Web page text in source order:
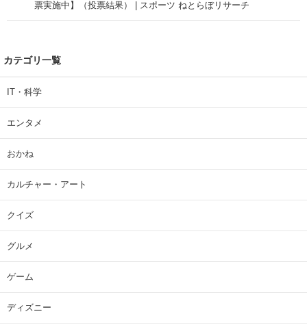
票実施中】（投票結果） | スポーツ ねとらぼリサーチ
カテゴリ一覧
IT・科学
エンタメ
おかね
カルチャー・アート
クイズ
グルメ
ゲーム
ディズニー